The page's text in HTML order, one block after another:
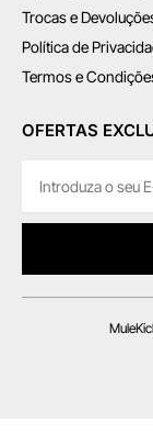
Trocas e
Política de
Termos e
OFERTAS